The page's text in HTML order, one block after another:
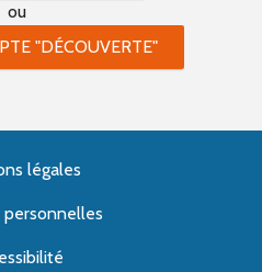
ou
"DÉCOUVERTE"
légales